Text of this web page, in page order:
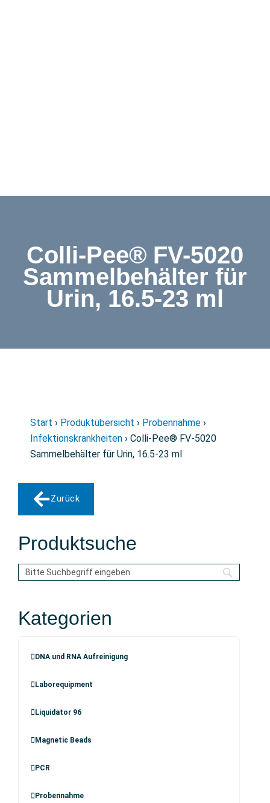
Colli-Pee® FV-5020
Sammelbehälter für
Urin, 16.5-23 ml
Start › Produktübersicht › Probennahme ›
Infektionskrankheiten › Colli-Pee® FV-5020
Sammelbehälter für Urin, 16.5-23 ml
Zurück
Produktsuche
Kategorien
DNA und RNA Aufreinigung
Laborequipment
Liquidator 96
Magnetic Beads
PCR
Probennahme